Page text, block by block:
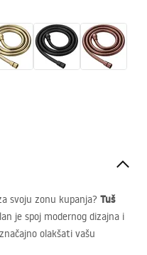
svoju zonu kupanja? Tuš
je spoj modernog dizajna i
olakšati vašu